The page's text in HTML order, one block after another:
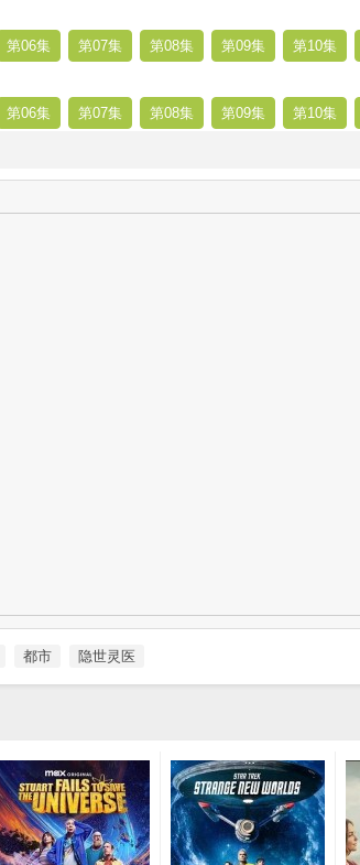
第06集 第07集 第08集 第09集 第10集
第06集 第07集 第08集 第09集 第10集
都市 隐世灵医